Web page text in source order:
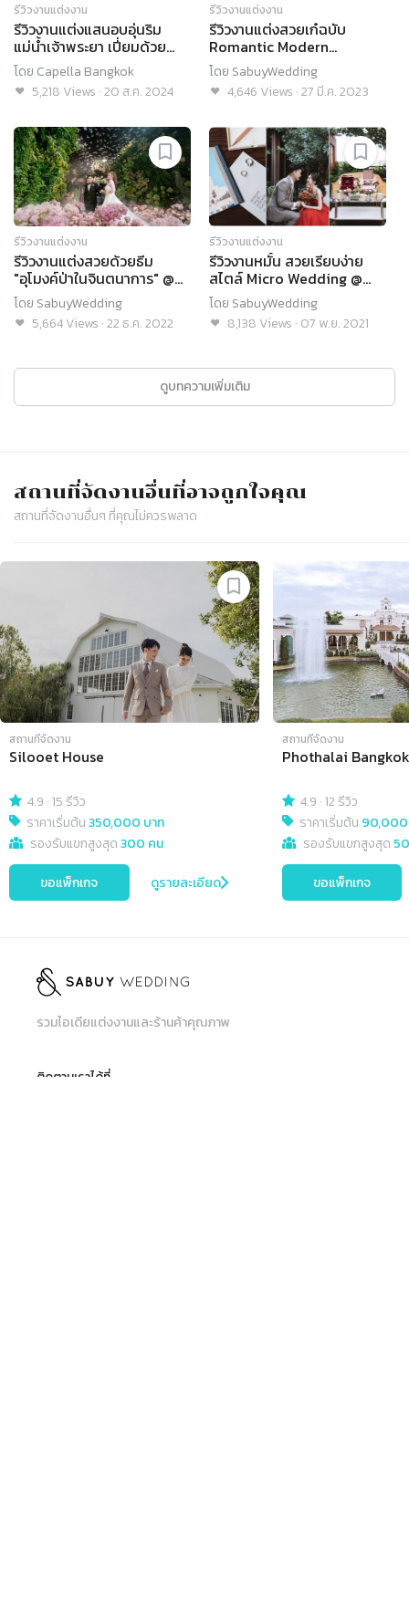
รีวิวงานแต่งงาน
รีวิวงานแต่งแสนอบอุ่นริม
แม่น้ำเจ้าพระยา เปี่ยมด้วย
สีสันและเอกลักษณ์พิเศษ
เฉพาะตัวที่ Capella
Bangkok
โดย Capella Bangkok
5,218 Views ·20 ส.ค. 2024
รีวิวงานแต่งงาน
รีวิวงานแต่งสวยเก๋ฉบับ
Romantic Modern
@Capella Bangkok
โดย SabuyWedding
4,646 Views ·27 มี.ค. 2023
รีวิวงานแต่งงาน
รีวิวงานแต่งสวยด้วยธีม
"อุโมงค์ป่าในจินตนาการ" @
Capella Bangkok
โดย SabuyWedding
5,664Views ·22 ธ.ค. 2022
รีวิวงานแต่งงาน
รีวิวงานหมั้น สวยเรียบง่าย
สไตล์ Micro Wedding @
Capella Bangkok Hotel
โดย SabuyWedding
8,138 Views · 07 พ.ย. 2021
ดูบทความเพิ่มเติม
สถานที่จัดงานอื่นที่อาจถูกใจคุณ
สถานที่จัดงานอื่นๆ ที่คุณไม่ควรพลาด
Slide 1 of 4
สถานที่จัดงาน
Silooet House
4.9 ·15 รีวิว
ราคาเริ่มต้น350,000 บาท
รองรับแขกสูงสุด300 คน
ขอแพ็กเกจ ดูรายละเอียด
สถานที่จัดงาน
Phothalai Bangkok
4.9 ·12 รีวิว
ราคาเริ่มต้น 90,000
รองรับแขกสูงสุด
ขอแพ็กเกจ
รวมไอเดียแต่งงานและร้านค้าคุณภาพ
ติดตามเราได้ที่